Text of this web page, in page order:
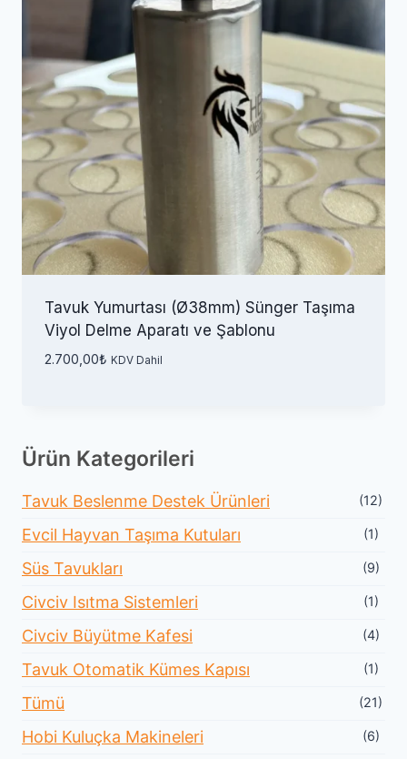
Tavuk Yumurtası (Ø38mm) Sünger Taşıma
Viyol Delme Aparatı ve Şablonu
2.700,00₺ KDV Dahil
Ürün Kategorileri
Tavuk Beslenme Destek Ürünleri (12)
Evcil Hayvan Taşıma Kutuları (1)
Süs Tavukları (9)
Civciv Isıtma Sistemleri (1)
Civciv Büyütme Kafesi (4)
Tavuk Otomatik Kümes Kapısı (1)
Tümü (21)
Hobi Kuluçka Makineleri (6)